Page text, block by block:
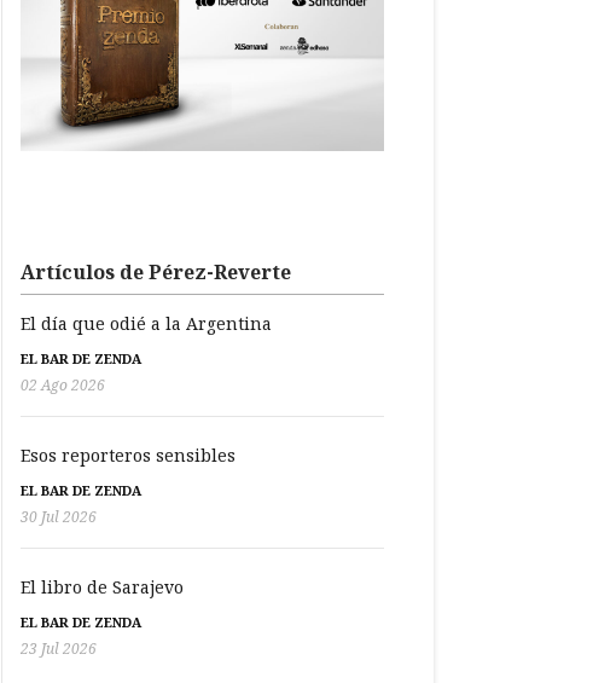
Artículos de Pérez-Reverte
El día que odié a la Argentina
EL BAR DE ZENDA
02 Ago 2026
Esos reporteros sensibles
EL BAR DE ZENDA
30 Jul 2026
El libro de Sarajevo
EL BAR DE ZENDA
23 Jul 2026